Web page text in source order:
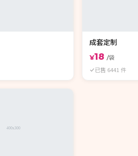
成套定制
¥18 /袋
已售 6441 件